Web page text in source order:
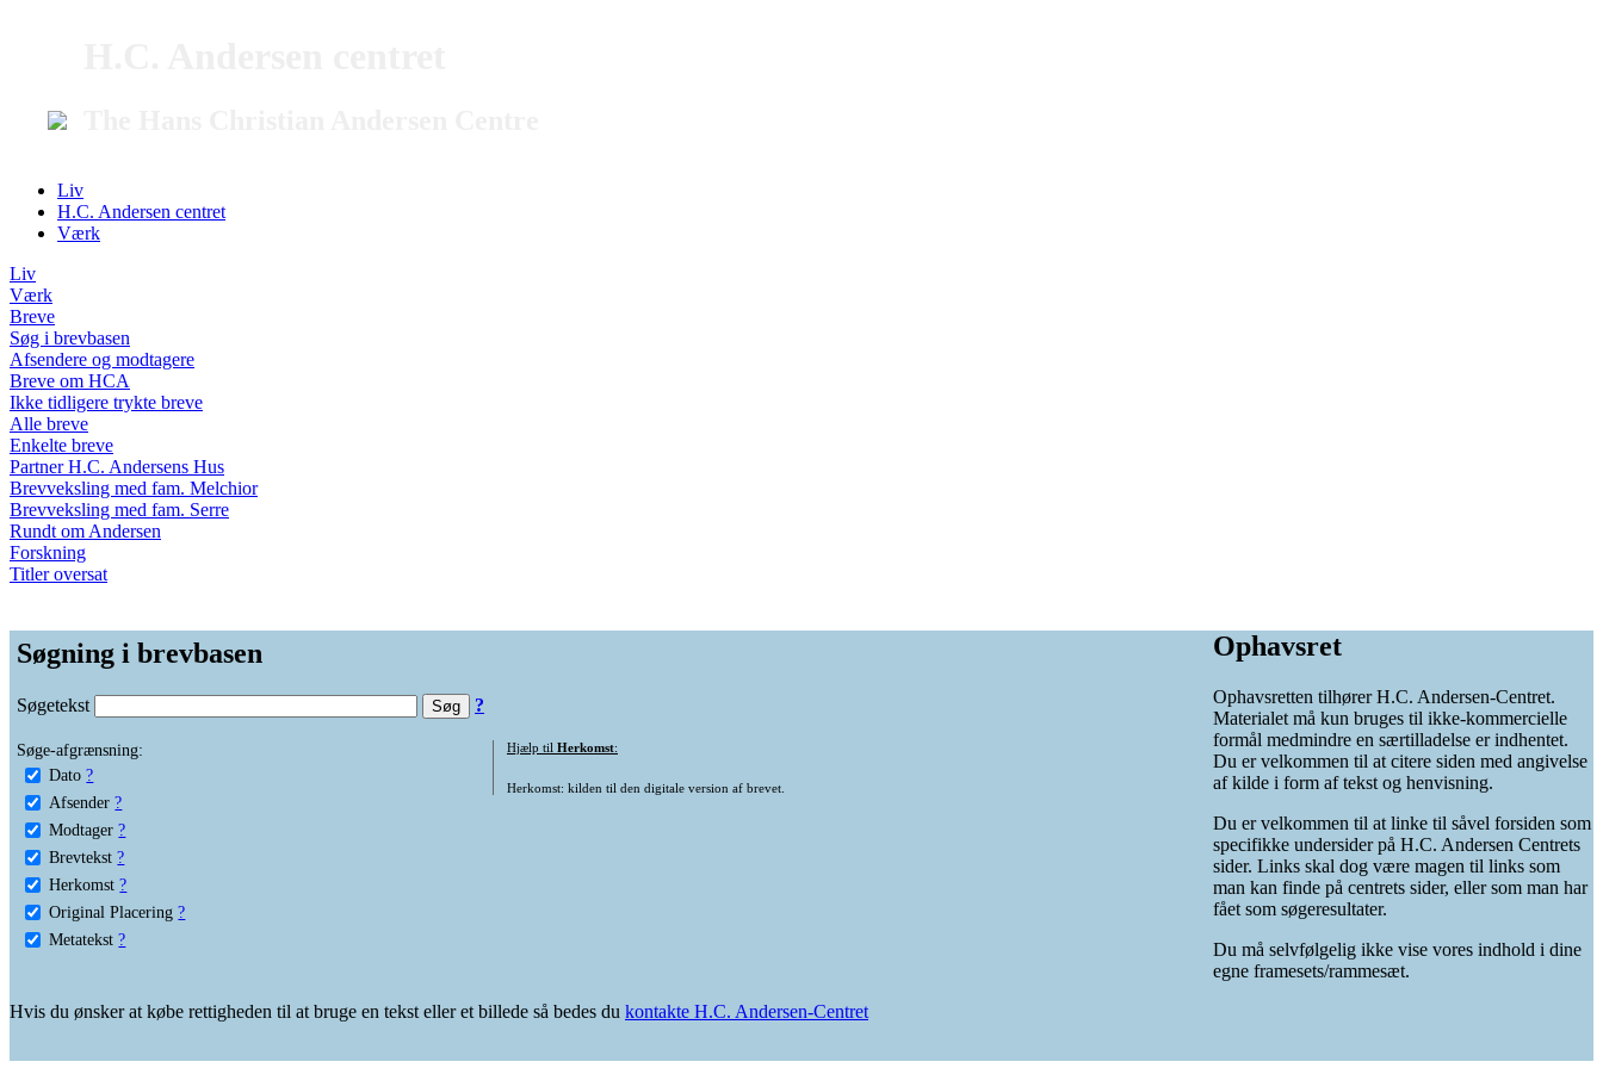
Liv
H.C. Andersen centret
Værk
Liv
Værk
Breve
Søg i brevbasen
Afsendere og modtagere
Breve om HCA
Ikke tidligere trykte breve
Alle breve
Enkelte breve
Partner H.C. Andersens Hus
Brevveksling med fam. Melchior
Brevveksling med fam. Serre
Rundt om Andersen
Forskning
Titler oversat
Søgning i brevbasen
Søgetekst ?
Søge-afgrænsning:
Dato ?
Afsender ?
Modtager ?
Brevtekst ?
Herkomst ?
Original Placering ?
Metatekst ?
Hjælp til Herkomst:
Herkomst: kilden til den digitale version af brevet.
Ophavsret
Ophavsretten tilhører H.C. Andersen-Centret.
Materialet må kun bruges til ikke-kommercielle
formål medmindre en særtilladelse er indhentet.
Du er velkommen til at citere siden med angivelse
af kilde i form af tekst og henvisning.
Du er velkommen til at linke til såvel forsiden som
specifikke undersider på H.C. Andersen Centrets
sider. Links skal dog være magen til links som
man kan finde på centrets sider, eller som man har
fået som søgeresultater.
Du må selvfølgelig ikke vise vores indhold i dine
egne framesets/rammesæt.
Hvis du ønsker at købe rettigheden til at bruge en tekst eller et billede så bedes du kontakte H.C. Andersen-Centret